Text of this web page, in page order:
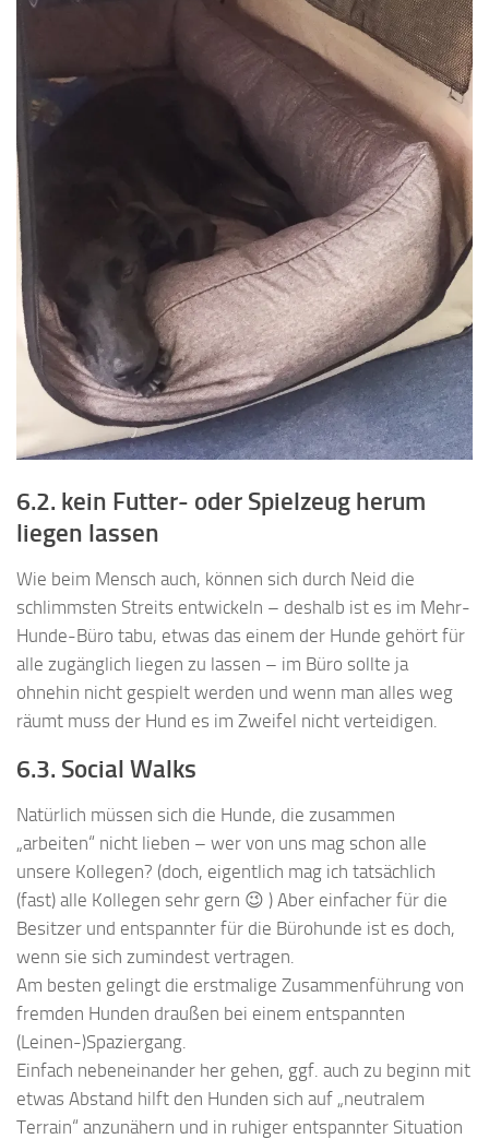
6.2. kein Futter- oder Spielzeug herum
liegen lassen
Wie beim Mensch auch, können sich durch Neid die
schlimmsten Streits entwickeln – deshalb ist es im Mehr-
Hunde-Büro tabu, etwas das einem der Hunde gehört für
alle zugänglich liegen zu lassen – im Büro sollte ja
ohnehin nicht gespielt werden und wenn man alles weg
räumt muss der Hund es im Zweifel nicht verteidigen.
6.3. Social Walks
Natürlich müssen sich die Hunde, die zusammen
„arbeiten“ nicht lieben – wer von uns mag schon alle
unsere Kollegen? (doch, eigentlich mag ich tatsächlich
(fast) alle Kollegen sehr gern 😉 ) Aber einfacher für die
Besitzer und entspannter für die Bürohunde ist es doch,
wenn sie sich zumindest vertragen.
Am besten gelingt die erstmalige Zusammenführung von
fremden Hunden draußen bei einem entspannten
(Leinen-)Spaziergang.
Einfach nebeneinander her gehen, ggf. auch zu beginn mit
etwas Abstand hilft den Hunden sich auf „neutralem
Terrain“ anzunähern und in ruhiger entspannter Situation